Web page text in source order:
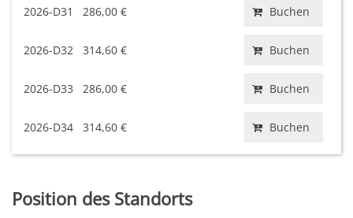
2026-D31 286,00 € Buchen
2026-D32 314,60 € Buchen
2026-D33 286,00 € Buchen
2026-D34 314,60 € Buchen
Position des Standorts